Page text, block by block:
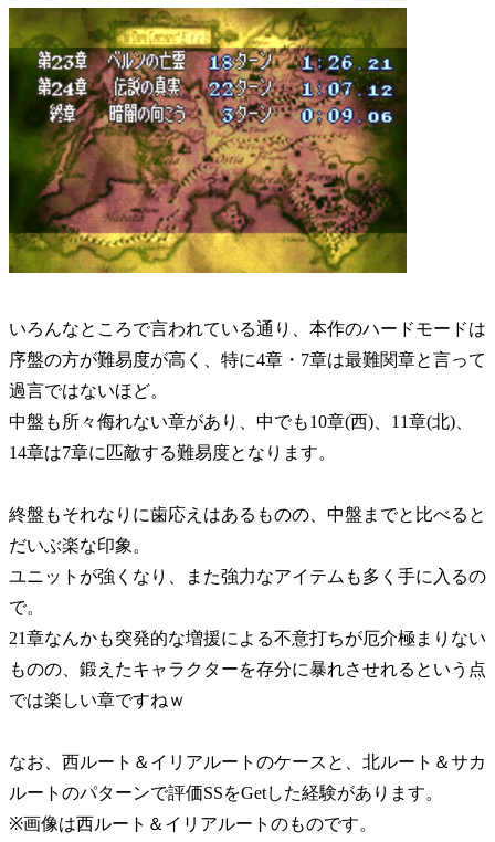
いろんなところで言われている通り、本作のハードモードは
序盤の方が難易度が高く、特に4章・7章は最難関章と言って
過言ではないほど。
中盤も所々侮れない章があり、中でも10章(西)、11章(北)、
14章は7章に匹敵する難易度となります。
終盤もそれなりに歯応えはあるものの、中盤までと比べると
だいぶ楽な印象。
ユニットが強くなり、また強力なアイテムも多く手に入るの
で。
21章なんかも突発的な増援による不意打ちが厄介極まりない
ものの、鍛えたキャラクターを存分に暴れさせれるという点
では楽しい章ですねｗ
なお、西ルート＆イリアルートのケースと、北ルート＆サカ
ルートのパターンで評価SSをGetした経験があります。
※画像は西ルート＆イリアルートのものです。